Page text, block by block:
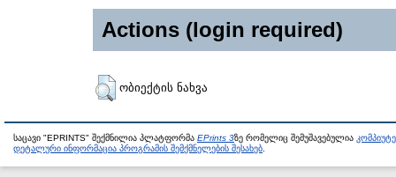
Actions (login required)
ობიექტის ნახვა
საცავი "EPRINTS" შექმნილია პლატფორმა EPrints 3ზე რომელიც შემუშავებულია
დეტალური ინფორმაცია პროგრამის შემქმნელების შესახებ.